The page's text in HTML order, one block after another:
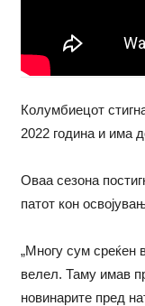
Колумбиецот
2022 година и има
Оваа сезона
патот кон
„Многу сум среќен
велел. Таму имав
новинарите пред